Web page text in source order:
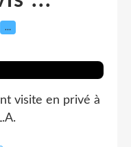
…
visite en privé à